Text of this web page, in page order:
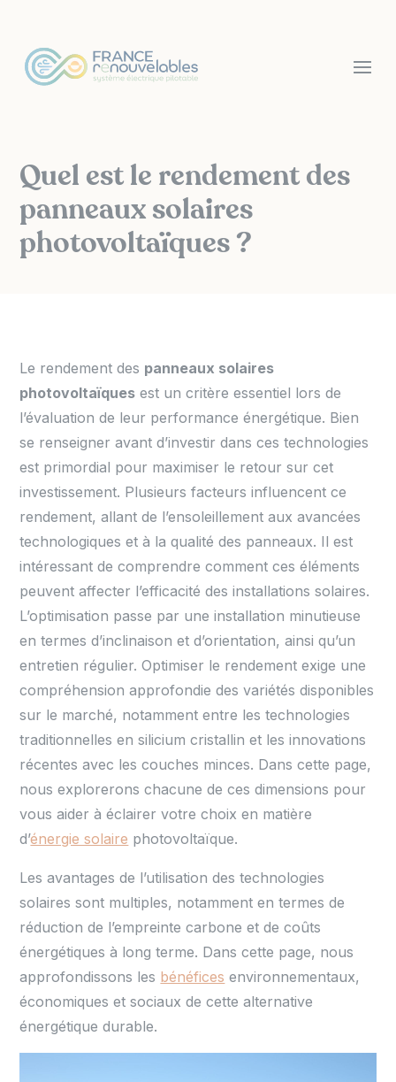
Quel est le rendement des
panneaux solaires
photovoltaïques ?
Le rendement des panneaux solaires
photovoltaïques est un critère essentiel lors de
l’évaluation de leur performance énergétique. Bien
se renseigner avant d’investir dans ces technologies
est primordial pour maximiser le retour sur cet
investissement. Plusieurs facteurs influencent ce
rendement, allant de l’ensoleillement aux avancées
technologiques et à la qualité des panneaux. Il est
intéressant de comprendre comment ces éléments
peuvent affecter l’efficacité des installations solaires.
L’optimisation passe par une installation minutieuse
en termes d’inclinaison et d’orientation, ainsi qu’un
entretien régulier. Optimiser le rendement exige une
compréhension approfondie des variétés disponibles
sur le marché, notamment entre les technologies
traditionnelles en silicium cristallin et les innovations
récentes avec les couches minces. Dans cette page,
nous explorerons chacune de ces dimensions pour
vous aider à éclairer votre choix en matière
d’énergie solaire photovoltaïque.
Les avantages de l’utilisation des technologies
solaires sont multiples, notamment en termes de
réduction de l’empreinte carbone et de coûts
énergétiques à long terme. Dans cette page, nous
approfondissons les bénéfices environnementaux,
économiques et sociaux de cette alternative
énergétique durable.